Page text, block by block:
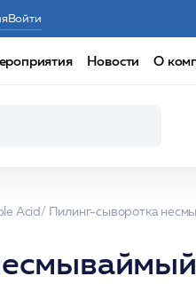
Войти
Новости О